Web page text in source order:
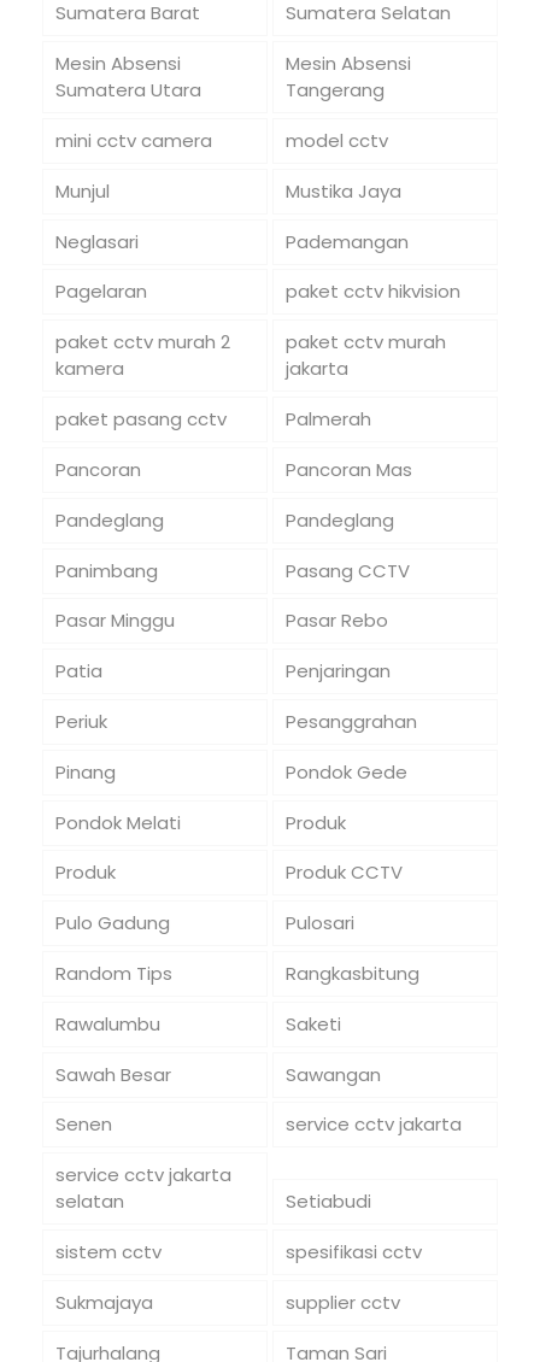
Sumatera Barat
Sumatera Selatan
Mesin Absensi
Sumatera Utara
Mesin Absensi
Tangerang
mini cctv camera
model cctv
Munjul
Mustika Jaya
Neglasari
Pademangan
Pagelaran
paket cctv hikvision
paket cctv murah 2
kamera
paket cctv murah
jakarta
paket pasang cctv
Palmerah
Pancoran
Pancoran Mas
Pandeglang
Pandeglang
Panimbang
Pasang CCTV
Pasar Minggu
Pasar Rebo
Patia
Penjaringan
Periuk
Pesanggrahan
Pinang
Pondok Gede
Pondok Melati
Produk
Produk
Produk CCTV
Pulo Gadung
Pulosari
Random Tips
Rangkasbitung
Rawalumbu
Saketi
Sawah Besar
Sawangan
Senen
service cctv jakarta
service cctv jakarta
selatan
Setiabudi
sistem cctv
spesifikasi cctv
Sukmajaya
supplier cctv
Tajurhalang
Taman Sari